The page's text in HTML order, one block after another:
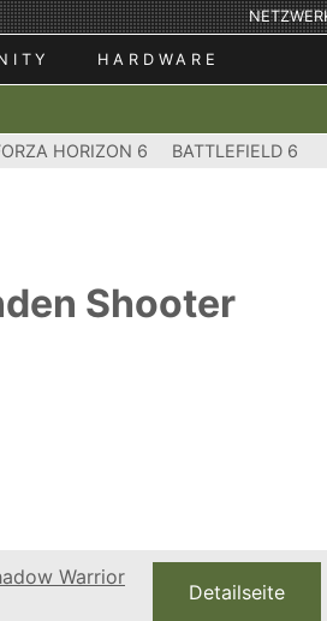
HARDWARE
HORIZON 6 BATTLEFIELD 6
Shooter
Detailseite